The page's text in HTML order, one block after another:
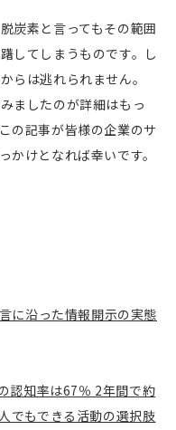
炭素と言ってもその範囲
してしまうものです。し
らは逃れられません。
ましたのが詳細はもっ
の記事が皆様の企業のサ
かけとなれば幸いです。
に沿った情報開示の実態
認知率は67％ 2年間で約
でもできる活動の選択肢